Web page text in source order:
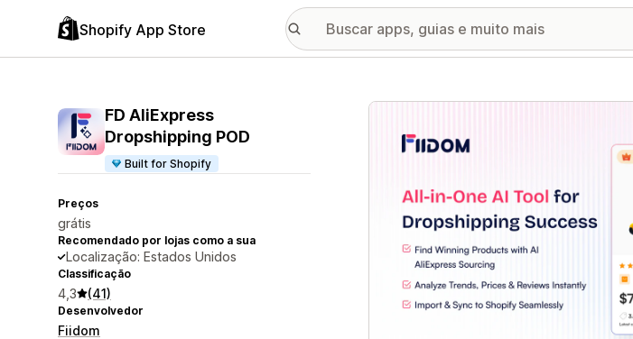
Shopify App Store
FD AliExpress
Dropshipping POD
Built for Shopify
Preços
grátis
Recomendado por lojas como a sua
Localização: Estados Unidos
Classificação
4,3 (41)
Desenvolvedor
Fiidom
Galeria de imagens em destaque